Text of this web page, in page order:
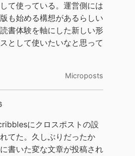
て使っている。運営側には
も始める構想があるらしい
書体験を軸にした新しい形
として使いたいなと思って
Microposts
にクロスポストの設
てた。久しぶりだったか
書いた変な文章が投稿され